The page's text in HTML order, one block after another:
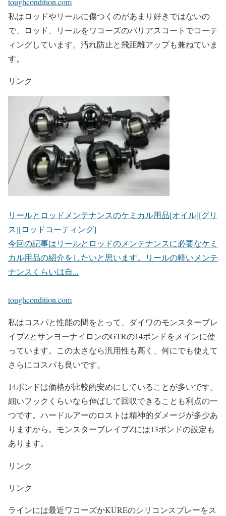
私はロッドやリールに傷つくのがあまり好きではないの
で、ロッド、リールをワコーズのバリアスコートでコーテ
ィングしています。汚れ防止と飛距離アップも兼ねていま
す。
リンク
リールとロッドメンテナンスのケミカル用品[オイル][グリ
ス][ロッドコーティング]
今回の記事はリールとロッドのメンテナンスに必要なケミ
カル用品の紹介をしたいと思います。リールの軽いメンテ
ナンスくらいは自...
toughcondition.com
私はコスパと性能の間をとって、ダイワのモンスターブレ
イブZとサンヨーナイロンのGTRの14ポンドをメインに使
っています。この太さなら汎用性も高く、何にでも使えて
さらにコスパも良いです。
14ポンドは価格が比較的安めにしていることが多いです。
細いフックくらいなら伸ばして回収できることも利点の一
つです。ハードルアーのロストは精神的ダメージが多少あ
りますから。モンスターブレイブZには13ポンドの設定も
あります。
リンク
リンク
ラインには最近ワコーズかKUREのシリコンスプレーをス